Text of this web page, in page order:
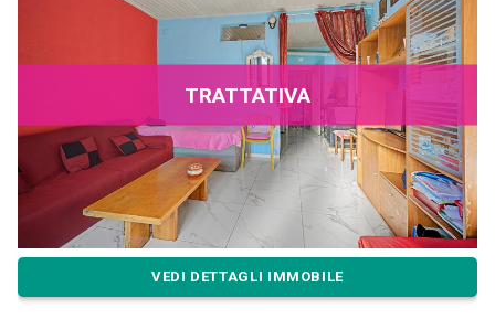
TRATTATIVA
VEDI DETTAGLI IMMOBILE